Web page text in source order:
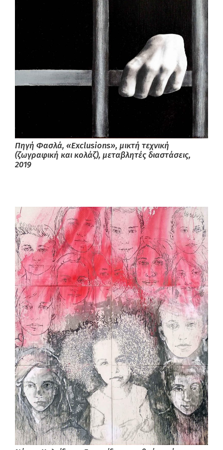
Πηγή Φασλά, «Exclusions», μικτή τεχνική
(ζωγραφική και κολάζ), μεταβλητές διαστάσεις,
2019